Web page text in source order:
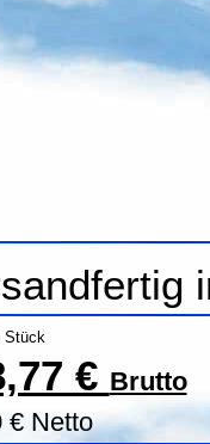
Stück
€ Brutto
€ Netto